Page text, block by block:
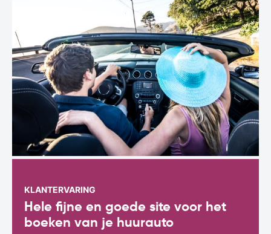
KLANTERVARING
Hele fijne en goede site voor het
boeken van je huurauto